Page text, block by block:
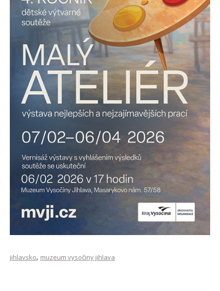
jihlavsko, muzeum vysočiny jihlava